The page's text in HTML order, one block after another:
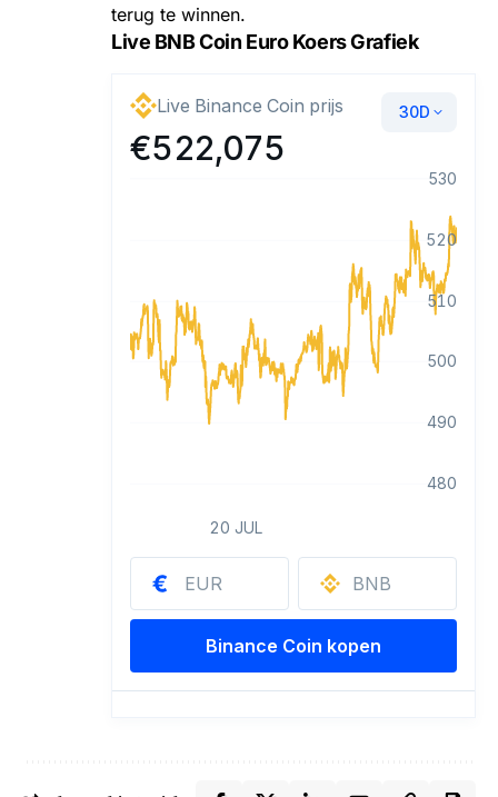
terug te winnen.
Live BNB Coin Euro Koers Grafiek